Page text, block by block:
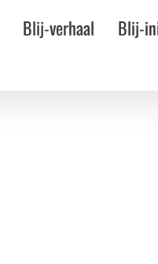
Blij-verhaal Blij-